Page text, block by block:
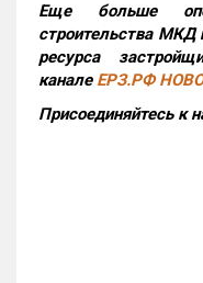
Еще больше
строительства МКД
ресурса
канале ЕРЗ.РФ
Присоединяйтесь к